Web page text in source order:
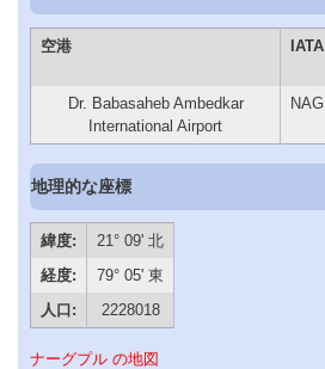
空港 IATA
Dr. Babasaheb Ambedkar
International Airport
NAG
地理的な座標
緯度:
21° 09' 北
経度:
79° 05' 東
人口:
2228018
ナーグプル の地図